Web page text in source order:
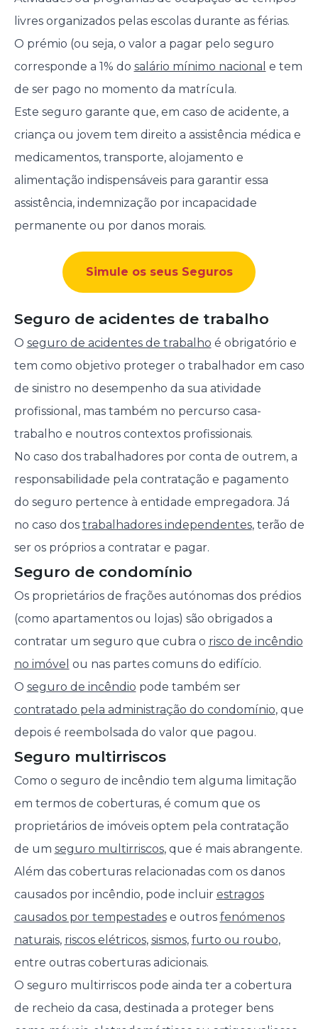
livres organizados pelas escolas durante as férias.
O prémio (ou seja, o valor a pagar pelo seguro
corresponde a 1% do salário mínimo nacional e tem
de ser pago no momento da matrícula.
Este seguro garante que, em caso de acidente, a
criança ou jovem tem direito a assistência médica e
medicamentos, transporte, alojamento e
alimentação indispensáveis para garantir essa
assistência, indemnização por incapacidade
permanente ou por danos morais.
Simule os seus Seguros
Seguro de acidentes de trabalho
O seguro de acidentes de trabalho é obrigatório e
tem como objetivo proteger o trabalhador em caso
de sinistro no desempenho da sua atividade
profissional, mas também no percurso casa-
trabalho e noutros contextos profissionais.
No caso dos trabalhadores por conta de outrem, a
responsabilidade pela contratação e pagamento
do seguro pertence à entidade empregadora. Já
no caso dos trabalhadores independentes, terão de
ser os próprios a contratar e pagar.
Seguro de condomínio
Os proprietários de frações autónomas dos prédios
(como apartamentos ou lojas) são obrigados a
contratar um seguro que cubra o risco de incêndio
no imóvel ou nas partes comuns do edifício.
O seguro de incêndio pode também ser
contratado pela administração do condomínio, que
depois é reembolsada do valor que pagou.
Seguro multirriscos
Como o seguro de incêndio tem alguma limitação
em termos de coberturas, é comum que os
proprietários de imóveis optem pela contratação
de um seguro multirriscos, que é mais abrangente.
Além das coberturas relacionadas com os danos
causados por incêndio, pode incluir estragos
causados por tempestadese outros fenómenos
naturais, riscos elétricos, sismos, furto ou roubo,
entre outras coberturas adicionais.
O seguro multirriscos pode ainda ter a cobertura
de recheio da casa, destinada a proteger bens